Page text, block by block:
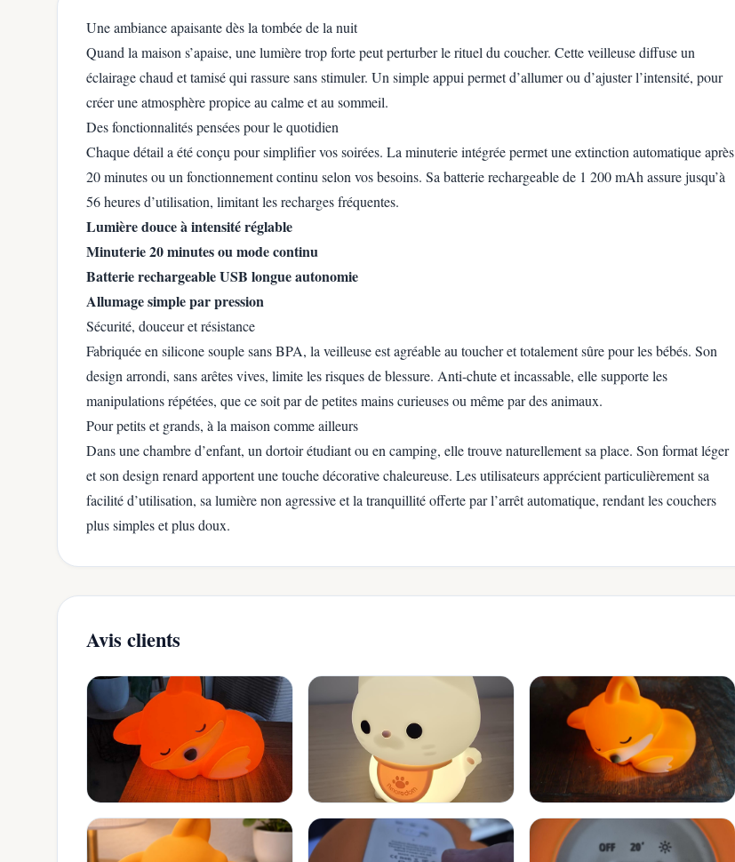
Une ambiance apaisante dès la tombée de la nuit
Quand la maison s’apaise, une lumière trop forte peut perturber le rituel du coucher. Cette veilleuse diffuse un
éclairage chaud et tamisé qui rassure sans stimuler. Un simple appui permet d’allumer ou d’ajuster l’intensité, pour
créer une atmosphère propice au calme et au sommeil.
Des fonctionnalités pensées pour le quotidien
Chaque détail a été conçu pour simplifier vos soirées. La minuterie intégrée permet une extinction automatique après
20 minutes ou un fonctionnement continu selon vos besoins. Sa batterie rechargeable de 1 200 mAh assure jusqu’à
56 heures d’utilisation, limitant les recharges fréquentes.
Lumière douce à intensité réglable
Minuterie 20 minutes ou mode continu
Batterie rechargeable USB longue autonomie
Allumage simple par pression
Sécurité, douceur et résistance
Fabriquée en silicone souple sans BPA, la veilleuse est agréable au toucher et totalement sûre pour les bébés. Son
design arrondi, sans arêtes vives, limite les risques de blessure. Anti-chute et incassable, elle supporte les
manipulations répétées, que ce soit par de petites mains curieuses ou même par des animaux.
Pour petits et grands, à la maison comme ailleurs
Dans une chambre d’enfant, un dortoir étudiant ou en camping, elle trouve naturellement sa place. Son format léger
et son design renard apportent une touche décorative chaleureuse. Les utilisateurs apprécient particulièrement sa
facilité d’utilisation, sa lumière non agressive et la tranquillité offerte par l’arrêt automatique, rendant les couchers
plus simples et plus doux.
Avis clients